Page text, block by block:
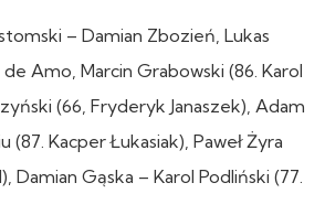
– Damian Zbozień, Lukas
Amo, Marcin Grabowski (86. Karol
(66, Fryderyk Janaszek), Adam
(87. Kacper Łukasiak), Paweł Żyra
Damian Gąska – Karol Podliński (77.